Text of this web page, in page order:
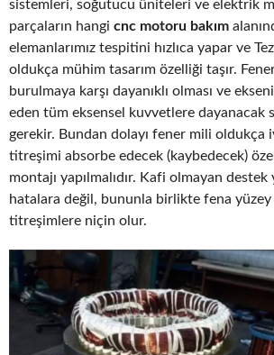
sistemleri, soğutucu üniteleri ve elektrik
parçaların hangi cnc motoru bakım
elemanlarımız tespitini hızlıca yapar ve
oldukça mühim tasarım özelliği taşır.
burulmaya karşı dayanıklı olması ve
eden tüm eksensel kuvvetlere dayanacak
gerekir. Bundan dolayı fener mili oldukça
titreşimi absorbe edecek (kaybedecek)
montajı yapılmalıdır. Kafi olmayan destek
hatalara değil, bununla birlikte fena
titreşimlere niçin olur.